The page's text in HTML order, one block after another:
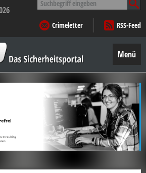
nach:
Crimeletter
RSS-Feed
Menü